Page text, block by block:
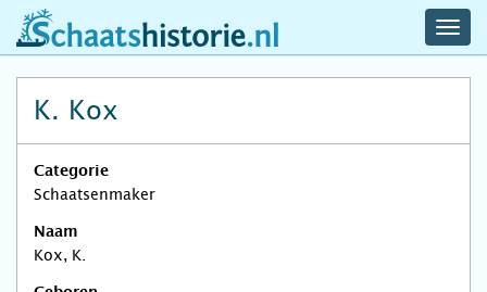
schaatshistorie.nl
K. Kox
Categorie
Schaatsenmaker
Naam
Kox, K.